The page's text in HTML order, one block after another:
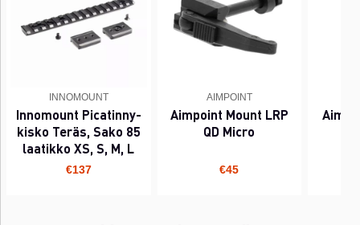
INNOMOUNT
Innomount Picatinny-
kisko Teräs, Sako 85
laatikko XS, S, M, L
€137
AIMPOINT
Aimpoint Mount LRP
QD Micro
€45